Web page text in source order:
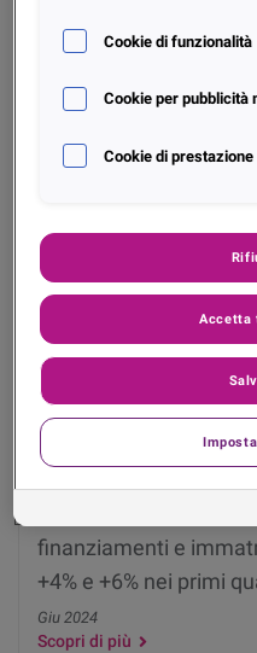
Il mercato dell’auto
Centro-Nord, usato al
Osservatorio Credit &
finanziamenti e
+4% e +6% nei primi
Giu 2024
Scopri di più
Cookie di funzionalità
Cookie per pubblicità
Cookie di prestazione
Accetta